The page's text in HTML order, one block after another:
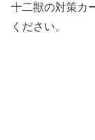
十二獣の対策カ
ください。